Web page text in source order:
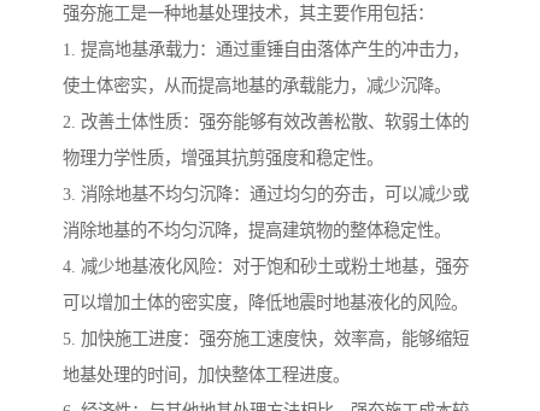
强夯施工是一种地基处理技术，其主要作用包括：
1. 提高地基承载力：通过重锤自由落体产生的冲击力，
使土体密实，从而提高地基的承载能力，减少沉降。
2. 改善土体性质：强夯能够有效改善松散、软弱土体的
物理力学性质，增强其抗剪强度和稳定性。
3. 消除地基不均匀沉降：通过均匀的夯击，可以减少或
消除地基的不均匀沉降，提高建筑物的整体稳定性。
4. 减少地基液化风险：对于饱和砂土或粉土地基，强夯
可以增加土体的密实度，降低地震时地基液化的风险。
5. 加快施工进度：强夯施工速度快，效率高，能够缩短
地基处理的时间，加快整体工程进度。